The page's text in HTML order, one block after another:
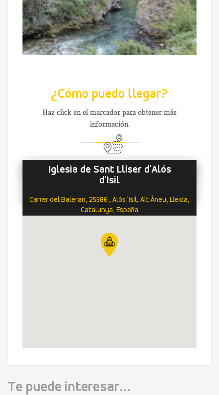
¿Cómo puedo llegar?
Haz click en el marcador para obtener más
información.
Iglesia de Sant Lliser d'Alós
d'Isil
Carrer del Baleran, 25586 , Alós 'Isil, Alt Àneu, Lleida,
Catalunya, España
Te puede interesar...